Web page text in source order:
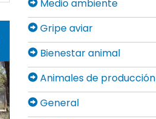
Medio ambiente
Gripe aviar
Bienestar animal
Animales de producción
General